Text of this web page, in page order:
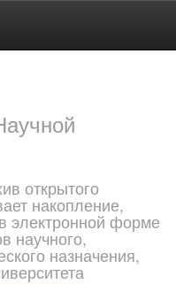
открытого
накопление,
электронной форме
научного,
назначения,